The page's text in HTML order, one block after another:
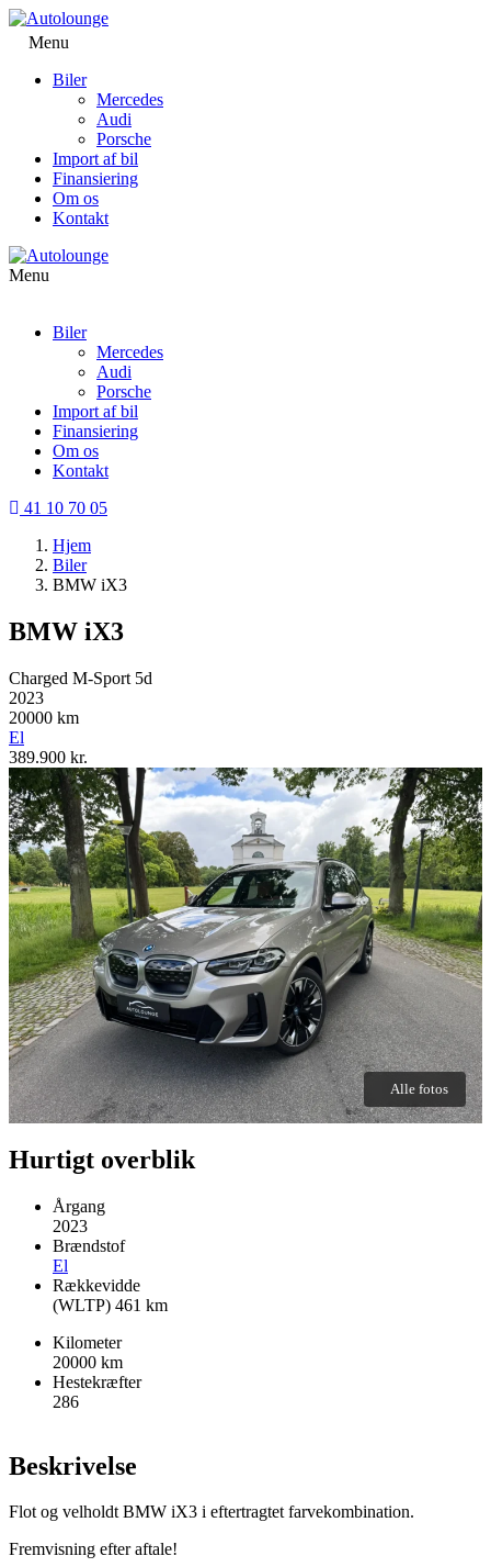
Menu
Biler
Mercedes
Audi
Porsche
Import af bil
Finansiering
Om os
Kontakt
Menu
Biler
Mercedes
Audi
Porsche
Import af bil
Finansiering
Om os
Kontakt
41 10 70 05
Hjem
Biler
BMW iX3
BMW iX3
Charged M-Sport 5d
2023
20000 km
El
389.900 kr.
Alle fotos
Hurtigt overblik
Årgang
2023
Brændstof
El
Rækkevidde
(WLTP) 461 km
Kilometer
20000 km
Hestekræfter
286
Beskrivelse
Flot og velholdt BMW iX3 i eftertragtet farvekombination.
Fremvisning efter aftale!